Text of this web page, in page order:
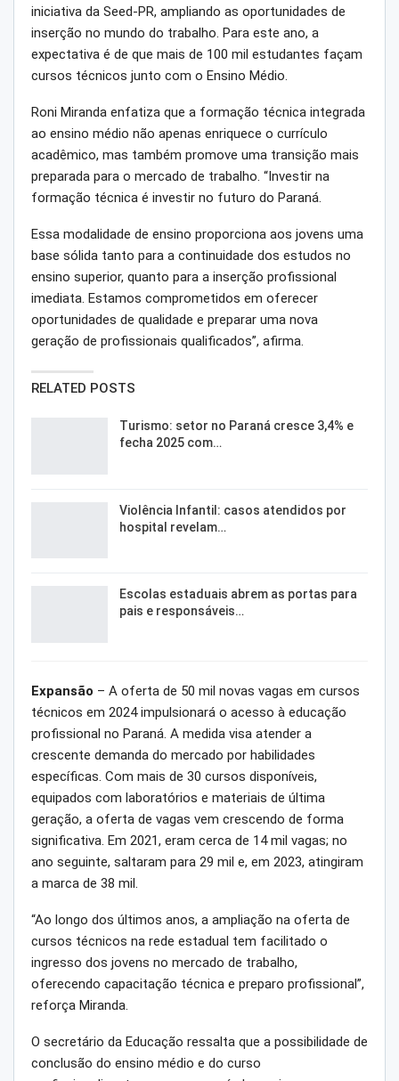
iniciativa da Seed-PR, ampliando as oportunidades de
inserção no mundo do trabalho. Para este ano, a
expectativa é de que mais de 100 mil estudantes façam
cursos técnicos junto com o Ensino Médio.
Roni Miranda enfatiza que a formação técnica integrada
ao ensino médio não apenas enriquece o currículo
acadêmico, mas também promove uma transição mais
preparada para o mercado de trabalho. “Investir na
formação técnica é investir no futuro do Paraná.
Essa modalidade de ensino proporciona aos jovens uma
base sólida tanto para a continuidade dos estudos no
ensino superior, quanto para a inserção profissional
imediata. Estamos comprometidos em oferecer
oportunidades de qualidade e preparar uma nova
geração de profissionais qualificados”, afirma.
RELATED POSTS
Turismo: setor no Paraná cresce 3,4% e
fecha 2025 com…
Violência Infantil: casos atendidos por
hospital revelam…
Escolas estaduais abrem as portas para
pais e responsáveis…
Expansão – A oferta de 50 mil novas vagas em cursos
técnicos em 2024 impulsionará o acesso à educação
profissional no Paraná. A medida visa atender a
crescente demanda do mercado por habilidades
específicas. Com mais de 30 cursos disponíveis,
equipados com laboratórios e materiais de última
geração, a oferta de vagas vem crescendo de forma
significativa. Em 2021, eram cerca de 14 mil vagas; no
ano seguinte, saltaram para 29 mil e, em 2023, atingiram
a marca de 38 mil.
“Ao longo dos últimos anos, a ampliação na oferta de
cursos técnicos na rede estadual tem facilitado o
ingresso dos jovens no mercado de trabalho,
oferecendo capacitação técnica e preparo profissional”,
reforça Miranda.
O secretário da Educação ressalta que a possibilidade de
conclusão do ensino médio e do curso